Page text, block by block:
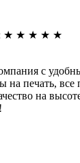
★ ★ ★ ★ ★
с
на печать,
на